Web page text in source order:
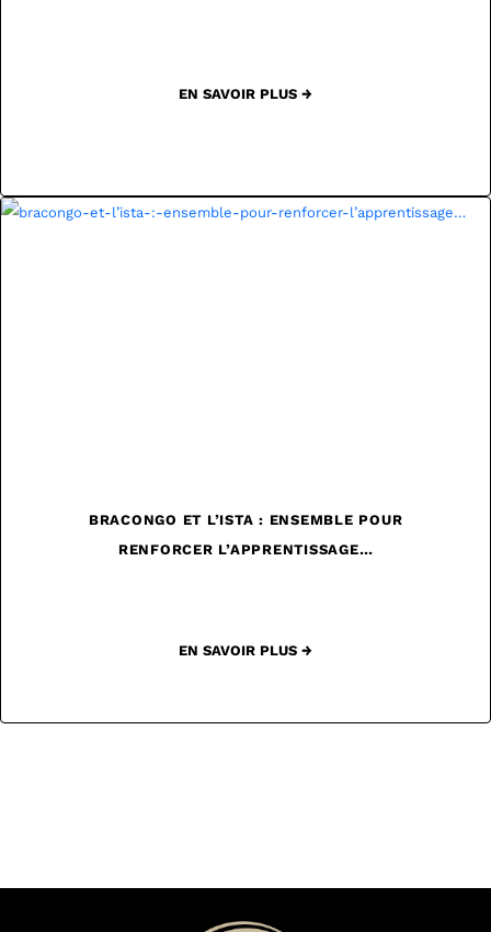
EN SAVOIR PLUS →
BRACONGO ET L’ISTA : ENSEMBLE POUR
RENFORCER L’APPRENTISSAGE…
EN SAVOIR PLUS →